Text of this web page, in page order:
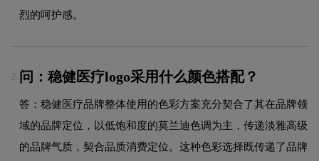
烈的呵护感。
2. 问：稳健医疗logo采用什么颜色搭配？
答：稳健医疗品牌整体使用的色彩方案充分契合了其在品牌领
域的品牌定位，以低饱和度的莫兰迪色调为主，传递淡雅高级
的品牌气质，契合品质消费定位。这种色彩选择既传递了品牌